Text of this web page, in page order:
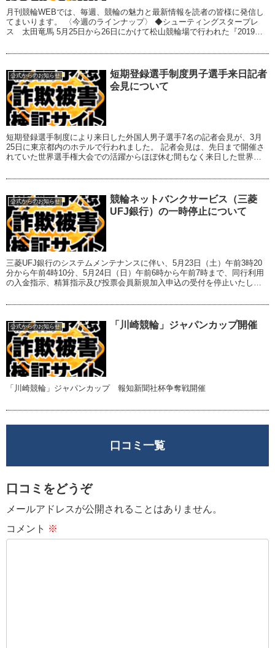
月刊競輪WEBでは、毎週、競輪の魅力と最新情報を読者の皆様に発信し
てまいります。 〈今週のラインナップ〉 ◆シューティングスタープレ
ス 太田竜馬 5月25日から26日にかけて松山競輪場で行われた『2019年
公式からのお知らせ
短期登録選手制度男子選手来日記者
会見について
短期登録選手制度により来日した外国人男子選手7名の記者会見が、3月
25日に東京都内のホテルで行われました。 記者会見は、先日まで開催さ
れていた世界選手権大会での活躍からほぼ休む間もなく来日した世界の
公式からのお知らせ
競輪ネットバンクサービス（三菱
UFJ銀行）の一時停止について
三菱UFJ銀行のシステムメンテナンスに伴い、5月23日（土）午前3時20
分から午前4時10分、5月24日（日）午前6時から午前7時まで、同行利用
の入金指示、精算指示及び投票会員新規加入申込の受付を停止いたしま
公式からのお知らせ 「川崎競輪」ジャパンカップ開催
「川崎競輪」ジャパンカップ 報知新聞社杯争奪戦開催
口コミ一覧
口コミをどうぞ
メールアドレスが公開されることはありません。
コメント ※